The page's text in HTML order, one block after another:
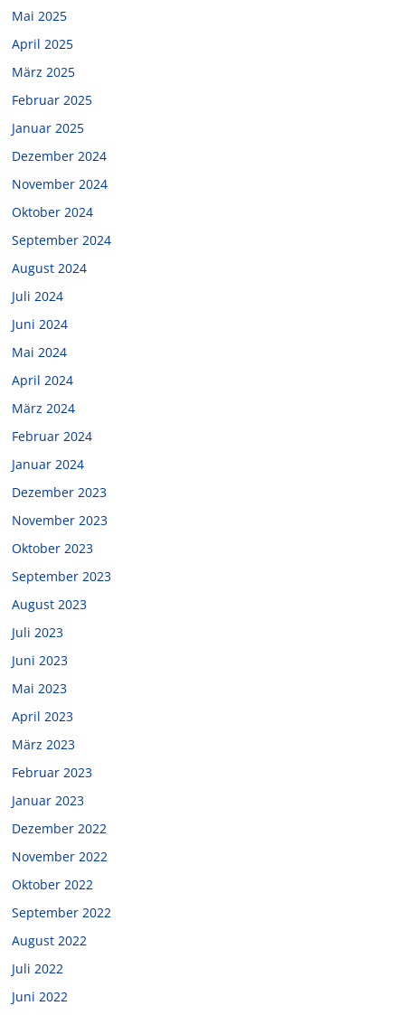
Mai 2025
April 2025
März 2025
Februar 2025
Januar 2025
Dezember 2024
November 2024
Oktober 2024
September 2024
August 2024
Juli 2024
Juni 2024
Mai 2024
April 2024
März 2024
Februar 2024
Januar 2024
Dezember 2023
November 2023
Oktober 2023
September 2023
August 2023
Juli 2023
Juni 2023
Mai 2023
April 2023
März 2023
Februar 2023
Januar 2023
Dezember 2022
November 2022
Oktober 2022
September 2022
August 2022
Juli 2022
Juni 2022